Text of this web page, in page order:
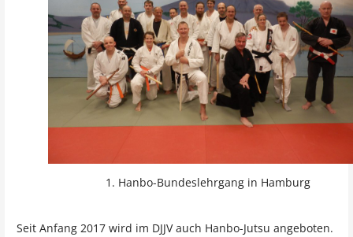
1. Hanbo-Bundeslehrgang in Hamburg
Seit Anfang 2017 wird im DJJV auch Hanbo-Jutsu angeboten.